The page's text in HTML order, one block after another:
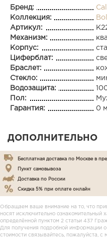
Бренд:
Коллекция:
Артикул:
Механизм:
Корпус:
Циферблат:
Браслет:
Стекло:
Водозащита:
Пол:
Гарантия:
0
ДОПОЛНИТЕЛЬНО
Бесплатная доставка по Москве в
Пункт самовывоза
Доставка по России
Скидка 5% при оплате онлайн
Обращаем ваше внимание на то, что
носят исключительно ознакомительный
определённой пунктом 2 статьи 437
Для получения подробной информации о
стоимости связывайтесь, пожалуйста,